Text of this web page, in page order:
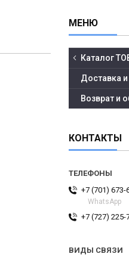
Каталог
Доставка
Возврат и
КОНТАКТЫ
+7 (701) 673-
WhatsApp
+7 (727) 225-